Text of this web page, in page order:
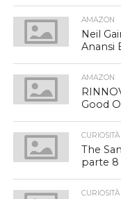
AMAZON
Neil
Anansi
AMAZON
Good
CURIOSITÀ
The
parte 8
CURIOSITÀ